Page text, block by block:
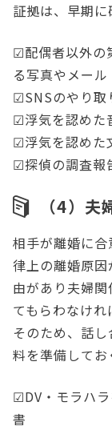
証拠は、早期に
☑配偶者以外の
る写真やメール
☑SNSのやり取
☑浮気を認めた
☑浮気を認めた
☑探偵の調査報
（4）夫
相手が離婚に
律上の離婚原
由があり夫婦
てもらわなけれ
そのため、話
料を準備してお
☑DV・モラハ
書